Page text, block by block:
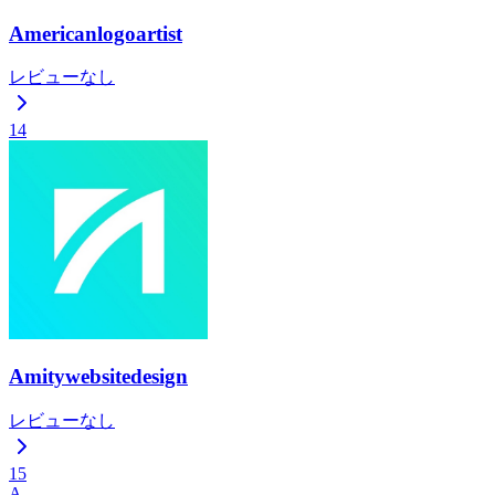
Americanlogoartist
レビューなし
14
Amitywebsitedesign
レビューなし
15